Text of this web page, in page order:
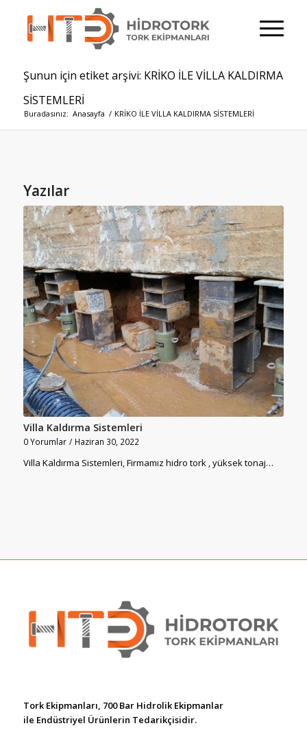
Şunun için etiket arşivi: KRİKO İLE VİLLA KALDIRMA
SİSTEMLERİ
Buradasınız: Anasayfa / KRİKO İLE VİLLA KALDIRMA SİSTEMLERİ
Yazılar
Villa Kaldırma Sistemleri
0 Yorumlar / Haziran 30, 2022
Villa Kaldırma Sistemleri, Firmamız hidro tork , yüksek tonaj…
Tork Ekipmanları, 700 Bar Hidrolik Ekipmanlar
ile Endüstriyel Ürünlerin Tedarikçisidir.